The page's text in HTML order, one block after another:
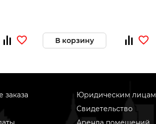
В корзину
Юридическим лицам
Свидетельство